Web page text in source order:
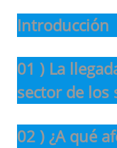
Introducción
01 ) La
sector de los
02 ) ¿A qué